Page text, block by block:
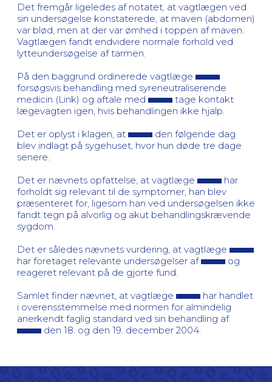
Det fremgår ligeledes af notatet, at vagtlægen ved
sin undersøgelse konstaterede, at maven (abdomen)
var blød, men at der var ømhed i toppen af maven.
Vagtlægen fandt endvidere normale forhold ved
lytteundersøgelse af tarmen.
På den baggrund ordinerede vagtlæge
forsøgsvis behandling med syreneutraliserende
medicin (Link) og aftale med
tage kontakt
lægevagten igen, hvis behandlingen ikke hjalp.
Det er oplyst i klagen, at
den følgende dag
blev indlagt på sygehuset, hvor hun døde tre dage
senere.
Det er nævnets opfattelse, at vagtlæge
har
forholdt sig relevant til de symptomer, han blev
præsenteret for, ligesom han ved undersøgelsen ikke
fandt tegn på alvorlig og akut behandlingskrævende
sygdom.
Det er således nævnets vurdering, at vagtlæge
har foretaget relevante undersøgelser af
og
reageret relevant på de gjorte fund.
Samlet finder nævnet, at vagtlæge
har handlet
i overensstemmelse med normen for almindelig
anerkendt faglig standard ved sin behandling af
den 18. og den 19. december 2004.